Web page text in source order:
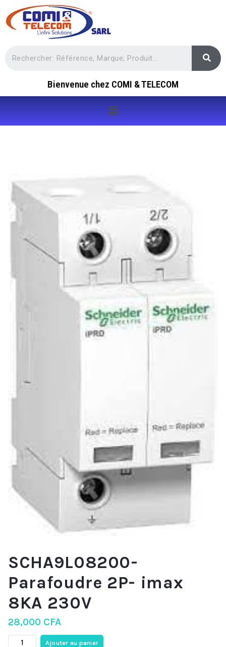
Bienvenue chez COMI & TELECOM
SCHA9L08200-
Parafoudre 2P- imax
8KA 230V
28,000 CFA
Ajouter au panier